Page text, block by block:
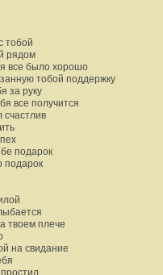
тобой
рядом
все было хорошо
тобой поддержку
за руку
все получится
счастлив
подарок
подарок
твоем плече
на свидание
простил